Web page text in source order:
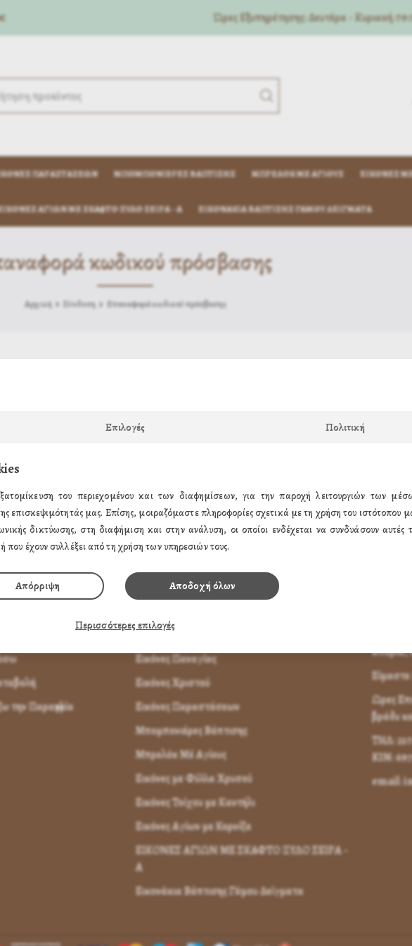
Ώρες Eξυπηρέτησης: Δευτέρα - Κυριακή
ΠΑΡΑΣΤΆΣΕΩΝ ΜΠΟΜΠΟΝΙΈΡΕΣ ΒΆΠΤΙΣΗΣ ΜΠΡΕΛΌΚ ΜΈ ΑΓΊΟΥΣ ΕΙΚΌΝΕΣ
ΑΓΙΩΝ ΜΕ ΣΚΑΦΤΟ ΞΥΛΟ ΣΕΙΡΑ - Α ΕΙΚΟΝΆΚΙΑ ΒΆΠΤΙΣΗΣ ΓΆΜΟΥ ΔΕΊΓΜΑΤΑ
κωδικού πρόσβασης
Αρχική Σύνδεση Επαναφορά κωδικού πρόσβασης
e-mail σας παρακάτω και θα σας αποστείλουμε ένα e-mail που θα περιέχει τον κωδικό
Παραγγελία
ΤΑ ΠΡΟΪΟΝΤΑ ΜΑΣ
Εικόνες Αγίων
Εικόνες Παναγίας
Εικόνες Χριστού
Εικόνες Παραστάσεων
Μπομπονιέρες Βάπτισης
Μπρελόκ Μέ Αγίους
Εικόνες με Φύλλα Χρυσού
Εικόνες Τοίχου με Καντήλι
Εικόνες Αγίων με Κορνίζα
ΕΙΚΟΝΕΣ ΑΓΙΩΝ ΜΕ ΣΚΑΦΤΟ ΞΥΛΟ ΣΕΙΡΑ -
Α
Εικονάκια Βάπτισης Γάμου Δείγματα
απορία,
Είμαστε
Ωρες
βράδυ
ΤΗΛ:
KIN:
email:
Επιλογές Πολιτική
του περιεχομένου και των διαφημίσεων, για την παροχή λειτουργιών των
επισκεψιμότητάς μας. Επίσης, μοιραζόμαστε πληροφορίες σχετικά με τη χρήση του ιστότοπου
δικτύωσης, στη διαφήμιση και στην ανάλυση, οι οποίοι ενδέχεται να συνδυάσουν αυτές
που έχουν συλλέξει από τη χρήση των υπηρεσιών τους.
Απόρριψη Αποδοχή όλων
Περισσότερες επιλογές